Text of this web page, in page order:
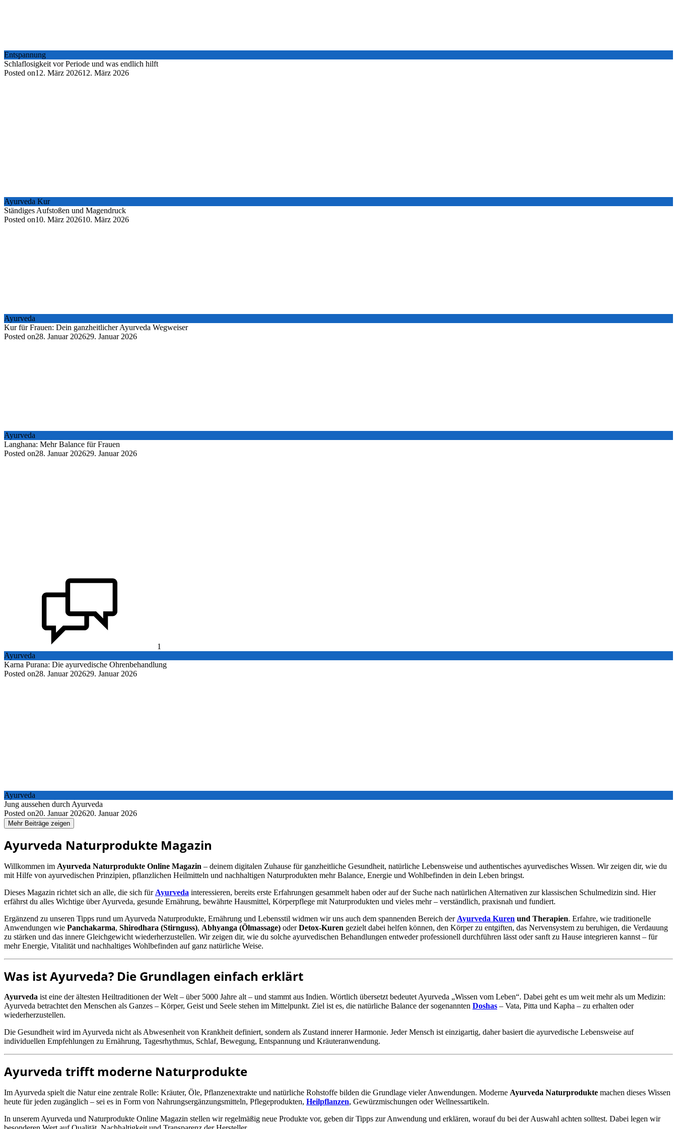
Entspannung
Schlaflosigkeit vor Periode und was endlich hilft
Posted on12. März 202612. März 2026
Ayurveda Kur
Ständiges Aufstoßen und Magendruck
Posted on10. März 202610. März 2026
Ayurveda
Kur für Frauen: Dein ganzheitlicher Ayurveda Wegweiser
Posted on28. Januar 202629. Januar 2026
Ayurveda
Langhana: Mehr Balance für Frauen
Posted on28. Januar 202629. Januar 2026
1
Ayurveda
Karna Purana: Die ayurvedische Ohrenbehandlung
Posted on28. Januar 202629. Januar 2026
Ayurveda
Jung aussehen durch Ayurveda
Posted on20. Januar 202620. Januar 2026
Mehr Beiträge zeigen
Ayurveda Naturprodukte Magazin
Willkommen im Ayurveda Naturprodukte Online Magazin – deinem digitalen Zuhause für ganzheitliche Gesundheit, natürliche Lebensweise und authentisches ayurvedisches Wissen. Wir zeigen dir, wie du
mit Hilfe von ayurvedischen Prinzipien, pflanzlichen Heilmitteln und nachhaltigen Naturprodukten mehr Balance, Energie und Wohlbefinden in dein Leben bringst.
Dieses Magazin richtet sich an alle, die sich für Ayurveda interessieren, bereits erste Erfahrungen gesammelt haben oder auf der Suche nach natürlichen Alternativen zur klassischen Schulmedizin sind. Hier
erfährst du alles Wichtige über Ayurveda, gesunde Ernährung, bewährte Hausmittel, Körperpflege mit Naturprodukten und vieles mehr – verständlich, praxisnah und fundiert.
Ergänzend zu unseren Tipps rund um Ayurveda Naturprodukte, Ernährung und Lebensstil widmen wir uns auch dem spannenden Bereich der Ayurveda Kuren und Therapien. Erfahre, wie traditionelle
Anwendungen wie Panchakarma, Shirodhara (Stirnguss), Abhyanga (Ölmassage) oderDetox-Kuren gezielt dabei helfen können, den Körper zu entgiften, das Nervensystem zu beruhigen, die Verdauung
zu stärken und das innere Gleichgewicht wiederherzustellen. Wir zeigen dir, wie du solche ayurvedischen Behandlungen entweder professionell durchführen lässt oder sanft zu Hause integrieren kannst – für
mehr Energie, Vitalität und nachhaltiges Wohlbefinden auf ganz natürliche Weise.
Was ist Ayurveda? Die Grundlagen einfach erklärt
Ayurveda ist eine der ältesten Heiltraditionen der Welt – über 5000 Jahre alt – und stammt aus Indien. Wörtlich übersetzt bedeutet Ayurveda „Wissen vom Leben“. Dabei geht es um weit mehr als um Medizin:
Ayurveda betrachtet den Menschen als Ganzes – Körper, Geist und Seele stehen im Mittelpunkt. Ziel ist es, die natürliche Balance der sogenannten Doshas – Vata, Pitta und Kapha – zu erhalten oder
wiederherzustellen.
Die Gesundheit wird im Ayurveda nicht als Abwesenheit von Krankheit definiert, sondern als Zustand innerer Harmonie. Jeder Mensch ist einzigartig, daher basiert die ayurvedische Lebensweise auf
individuellen Empfehlungen zu Ernährung, Tagesrhythmus, Schlaf, Bewegung, Entspannung und Kräuteranwendung.
Ayurveda trifft moderne Naturprodukte
Im Ayurveda spielt die Natur eine zentrale Rolle: Kräuter, Öle, Pflanzenextrakte und natürliche Rohstoffe bilden die Grundlage vieler Anwendungen. Moderne Ayurveda Naturprodukte machen dieses Wissen
heute für jeden zugänglich – sei es in Form von Nahrungsergänzungsmitteln, Pflegeprodukten, Heilpflanzen, Gewürzmischungen oder Wellnessartikeln.
In unserem Ayurveda und Naturprodukte Online Magazin stellen wir regelmäßig neue Produkte vor, geben dir Tipps zur Anwendung und erklären, worauf du bei der Auswahl achten solltest. Dabei legen wir